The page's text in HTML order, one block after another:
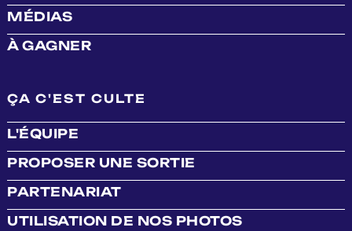
MÉDIAS
À GAGNER
ÇA C'EST CULTE
L'ÉQUIPE
PROPOSER UNE SORTIE
PARTENARIAT
UTILISATION DE NOS PHOTOS